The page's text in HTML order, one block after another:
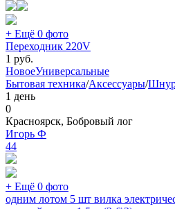
+ Ещё 0 фото
Переходник 220V
1 руб.
НовоеУниверсальные
Бытовая техника/Аксессуары/
1 день
0
Красноярск, Бобровый лог
Игорь Ф
44
+ Ещё 0 фото
одним лотом 5 шт вилка